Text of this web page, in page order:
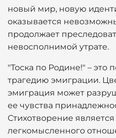
новый мир, новую
оказывается
продолжает
невосполнимой утрате.
"Тоска по Родине!" – это
трагедию эмиграции.
эмиграция может
ее чувства
Стихотворение
легкомысленного